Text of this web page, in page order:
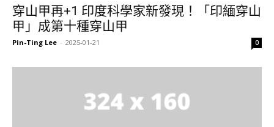
穿山甲再+1 印度科學家新發現！「印緬穿山
甲」成第十種穿山甲
Pin-Ting Lee - 2025-01-21 0